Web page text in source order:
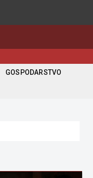
GOSPODARSTVO